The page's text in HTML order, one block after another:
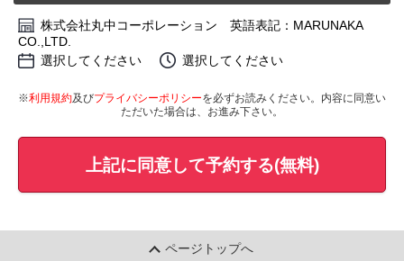
株式会社丸中コーポレーション 英語表記：MARUNAKA
CO.,LTD.
選択してください
選択してください
※利用規約及びプライバシーポリシーを必ずお読みください。内容に同意い
ただいた場合は、お進み下さい。
上記に同意して予約する(無料)
ページトップへ